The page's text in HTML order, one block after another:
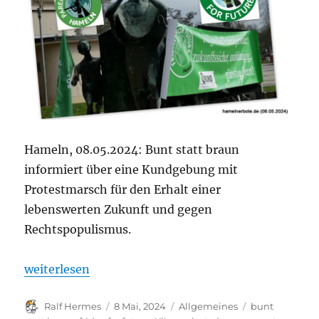
Hameln, 08.05.2024: Bunt statt braun
informiert über eine Kundgebung mit
Protestmarsch für den Erhalt einer
lebenswerten Zukunft und gegen
Rechtspopulismus.
„Vorankündigung: Große Aktion für Klimaschutz
weiterlesen
Autor
Ralf Hermes
Veröffentlicht
8 Mai, 2024 Kategorien
Allgemeines Schlagwörter
bunt